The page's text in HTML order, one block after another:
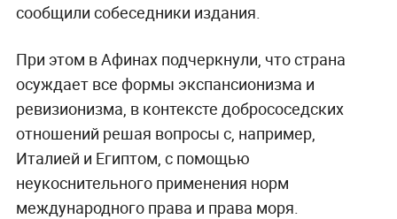
сообщили собеседники издания.
При этом в Афинах подчеркнули, что страна
осуждает все формы экспансионизма и
ревизионизма, в контексте добрососедских
отношений решая вопросы с, например,
Италией и Египтом, с помощью
неукоснительного применения норм
международного права и права моря.